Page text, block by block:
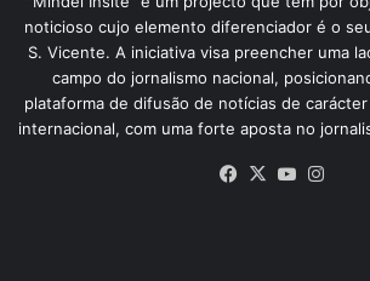
noticioso cujo elemento diferenciador é o
S. Vicente. A iniciativa visa preencher uma
campo do jornalismo nacional,
plataforma de difusão de notícias de
internacional, com uma forte aposta no
Facebook
X YouTube